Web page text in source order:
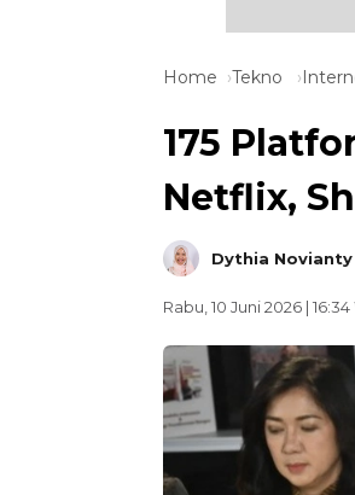
Home Tekno
175
Netflix,
Dythia Novianty
Rabu, 10 Juni 2026 | 16:34